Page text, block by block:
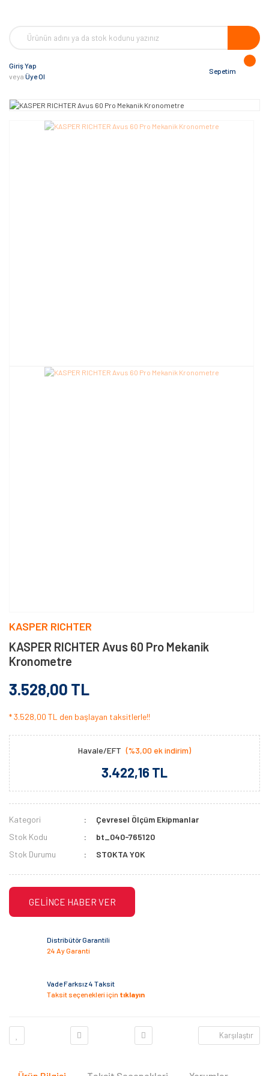
Giriş Yap
veya Üye Ol
Sepetim
KASPER RICHTER
KASPER RICHTER Avus 60 Pro Mekanik
Kronometre
3.528,00 TL
* 3.528,00 TL den başlayan taksitlerle!!
Havale/EFT (%3,00 ek indirim)
3.422,16 TL
Kategori
Çevresel Ölçüm Ekipmanlar
Stok Kodu
bt_040-765120
Stok Durumu
STOKTA YOK
GELİNCE HABER VER
Distribütör Garantili
24 Ay Garanti
Vade Farksız 4 Taksit
Taksit seçenekleri için tıklayın
Karşılaştır